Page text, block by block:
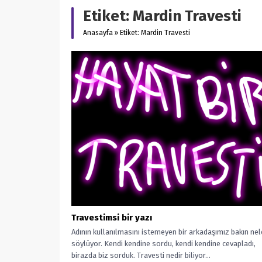
Etiket:Mardin Travesti
Anasayfa » Etiket: Mardin Travesti
Travestimsi bir yazı
Adının kullanılmasını istemeyen bir arkadaşımız bakın
söylüyor. Kendi kendine sordu, kendi kendine cevapladı,
birazda biz sorduk. Travesti nedir biliyor...